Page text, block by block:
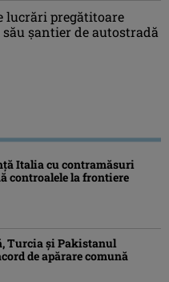
lucrări pregătitoare
șantier de autostradă
Italia cu contramăsuri
controalele la frontiere
Turcia şi Pakistanul
de apărare comună